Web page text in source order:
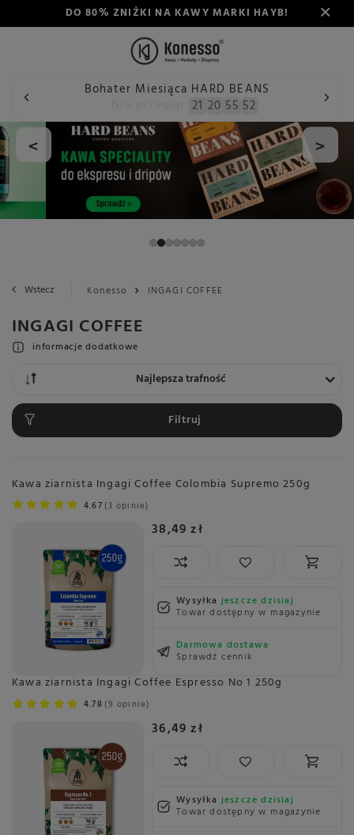
DO 80% ZNIŻKI NA KAWY MARKI HAYB!
Bohater Miesiąca HARD BEANS
21 20 55 51
< >
Wstecz Konesso INGAGI COFFEE
INGAGI COFFEE
informacje dodatkowe
Zmień sortowanie
Najlepsza trafność
Filtruj
Kawa ziarnista Ingagi Coffee Colombia Supremo 250g
4.67 3 opinie
38,49 zł
Wysyłkajeszcze dzisiaj
Towar dostępny w magazynie
Darmowa dostawa
Sprawdź cennik
Kawa ziarnista Ingagi Coffee Espresso No 1 250g
4.78 9 opinie
36,49 zł
Wysyłkajeszcze dzisiaj
Towar dostępny w magazynie